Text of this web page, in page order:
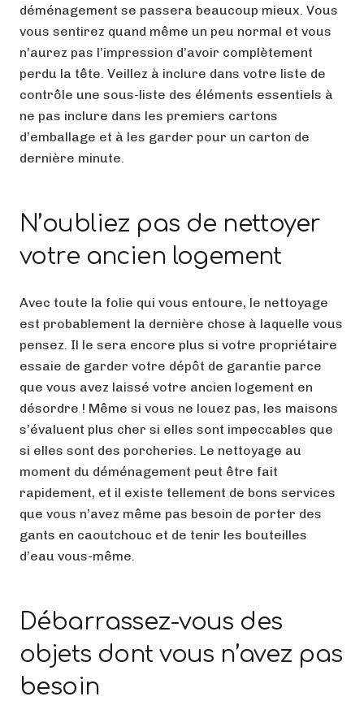
déménagement se passera beaucoup mieux. Vous
vous sentirez quand même un peu normal et vous
n’aurez pas l’impression d’avoir complètement
perdu la tête. Veillez à inclure dans votre liste de
contrôle une sous-liste des éléments essentiels à
ne pas inclure dans les premiers cartons
d’emballage et à les garder pour un carton de
dernière minute.
N’oubliez pas de nettoyer
votre ancien logement
Avec toute la folie qui vous entoure, le nettoyage
est probablement la dernière chose à laquelle vous
pensez. Il le sera encore plus si votre propriétaire
essaie de garder votre dépôt de garantie parce
que vous avez laissé votre ancien logement en
désordre ! Même si vous ne louez pas, les maisons
s’évaluent plus cher si elles sont impeccables que
si elles sont des porcheries. Le nettoyage au
moment du déménagement peut être fait
rapidement, et il existe tellement de bons services
que vous n’avez même pas besoin de porter des
gants en caoutchouc et de tenir les bouteilles
d’eau vous-même.
Débarrassez-vous des
objets dont vous n’avez pas
besoin